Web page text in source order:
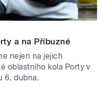
a na Příbuzné
nejen na jejich
oblastního kola Porty v
6. dubna.